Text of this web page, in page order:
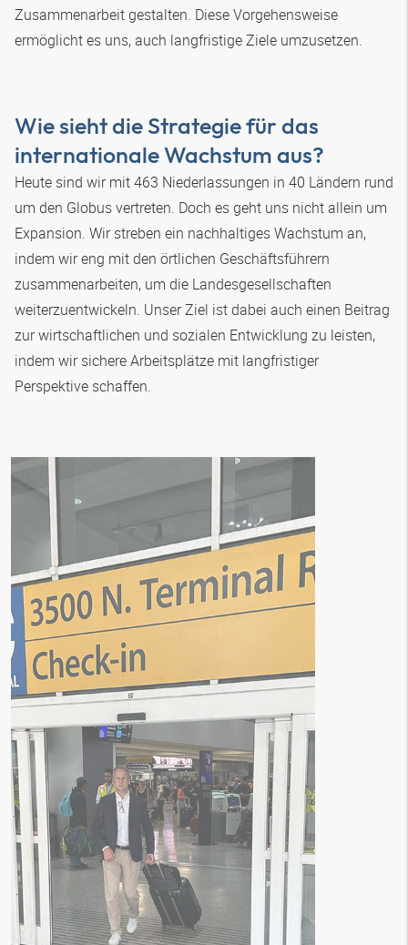
Zusammenarbeit gestalten. Diese Vorgehensweise
ermöglicht es uns, auch langfristige Ziele umzusetzen.
Wie sieht die Strategie für das
internationale Wachstum aus?
Heute sind wir mit 463 Niederlassungen in 40 Ländern rund
um den Globus vertreten. Doch es geht uns nicht allein um
Expansion. Wir streben ein nachhaltiges Wachstum an,
indem wir eng mit den örtlichen Geschäftsführern
zusammenarbeiten, um die Landesgesellschaften
weiterzuentwickeln. Unser Ziel ist dabei auch einen Beitrag
zur wirtschaftlichen und sozialen Entwicklung zu leisten,
indem wir sichere Arbeitsplätze mit langfristiger
Perspektive schaffen.